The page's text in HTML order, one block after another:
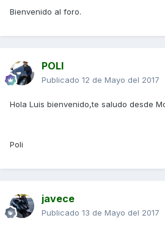
Bienvenido al foro.
POLI
Publicado 12 de Mayo del 2017
Hola Luis bienvenido,te saludo desde
Poli
javece
Publicado 13 de Mayo del 2017